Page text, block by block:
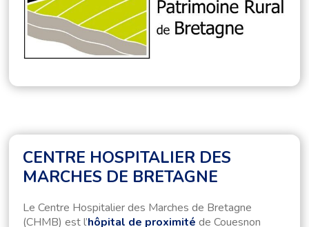
CENTRE HOSPITALIER DES
MARCHES DE BRETAGNE
Le Centre Hospitalier des Marches de Bretagne
(CHMB) est l’hôpital de proximité de Couesnon